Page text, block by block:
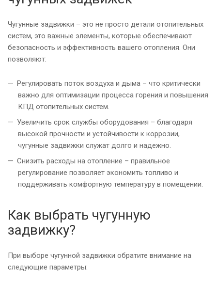
Чугунные задвижки – это не просто детали отопительных
систем, это важные элементы, которые обеспечивают
безопасность и эффективность вашего отопления. Они
позволяют:
Регулировать поток воздуха и дыма – что критически
важно для оптимизации процесса горения и повышения
КПД отопительных систем.
Увеличить срок службы оборудования – благодаря
высокой прочности и устойчивости к коррозии,
чугунные задвижки служат долго и надежно.
Снизить расходы на отопление – правильное
регулирование позволяет экономить топливо и
поддерживать комфортную температуру в помещении.
Как выбрать чугунную
задвижку?
При выборе чугунной задвижки обратите внимание на
следующие параметры: